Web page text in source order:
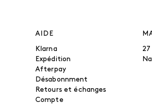
AIDE
Klarna
Expédition
Afterpay
Désabonnment
Retours et échanges
Compte